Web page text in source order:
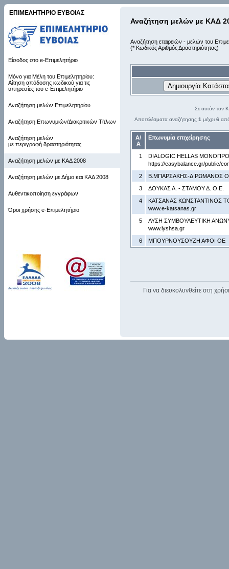
ΕΠΙΜΕΛΗΤΗΡΙΟ ΕΥΒΟΙΑΣ
Είσοδος στο e-Επιμελητήριο
Μόνο για Μέλη του Επιμελητηρίου:
Αίτηση απόδοσης κωδικού για τις
υπηρεσίες του e-Επιμελητήριο
Αναζήτηση μελών Επιμελητηρίου
Αναζήτηση Επωνυμιών/Διακριτικών Τίτλων
Αναζήτηση μελών
με περιγραφή δραστηριότητας
Αναζήτηση μελών με ΚΑΔ 2008
Αναζήτηση μελών με Δήμο και ΚΑΔ 2008
Αυθεντικοποίηση εγγράφων
Όροι χρήσης e-Επιμελητήριο
Αναζήτηση μελών με ΚΑΔ
Αναζήτηση εταιρειών - μελών του
(* Κωδικός Αριθμός Δραστηριότητας)
Σε αυτόν τον
Αποτελέσματα αναζήτησης 1 μέχρι 6
Α/
Α
Επωνυμία επιχείρησης
1
DIALOGIC HELLAS
https://easybalance.gr/public/
2
Β.ΜΠΑΡΣΑΚΗΣ-Δ.ΡΩΜΑΝΟΣ
3
ΔΟΥΚΑΣ Α. - ΣΤΑΜΟΥ Δ. Ο.Ε.
4
ΚΑΤΣΑΝΑΣ ΚΩΝΣΤΑΝΤΙΝΟΣ
www.e-katsanas.gr
5
ΛΥΣΗ ΣΥΜΒΟΥΛΕΥΤΙΚΗ
www.lyshsa.gr
6
ΜΠΟΥΡΝΟΥΣΟΥΖΗ ΑΦΟΙ ΟΕ
Για να διευκολυνθείτε στη